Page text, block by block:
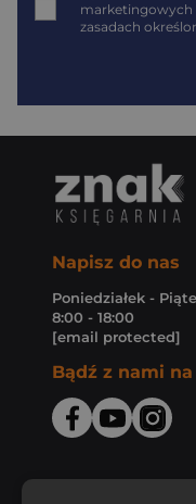
marketingowych
zasadach
Napisz do nas
Poniedziałek -
8:00 - 18:00
[email protected]
Bądź z nami